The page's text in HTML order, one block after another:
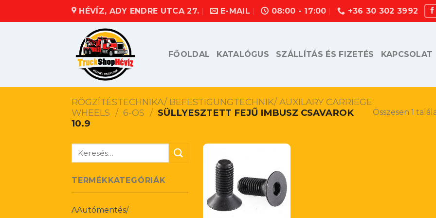
HÉVÍZ, ADY ENDRE UTCA 27. E-MAIL 08:00 - 17:00 +36 30 302 3992
FŐOLDAL KATALÓGUS SZÁLLÍTÁS ÉS FIZETÉS KAPCSOLAT
RÖGZÍTÉSTECHNIKA/ BEFESTIGUNGTECHNIK/ AUXILARY CARRIEGE
WHEELS / 6-OS / SÜLLYESZTETT FEJŰ IMBUSZ CSAVAROK
10.9
Összesen 1
Keresés
TERMÉKKATEGÓRIÁK
AAutómentés/